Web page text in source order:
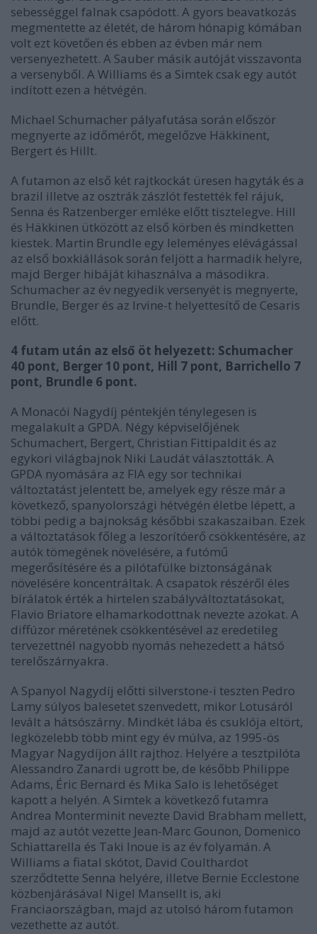
sebességgel falnak csapódott. A gyors beavatkozás
megmentette az életét, de három hónapig kómában
volt ezt követően és ebben az évben már nem
versenyezhetett. A Sauber másik autóját visszavonta
a versenyből. A Williams és a Simtek csak egy autót
indított ezen a hétvégén.
Michael Schumacher pályafutása során először
megnyerte az időmérőt, megelőzve Häkkinent,
Bergert és Hillt.
A futamon az első két rajtkockát üresen hagyták és a
brazil illetve az osztrák zászlót festették fel rájuk,
Senna és Ratzenberger emléke előtt tisztelegve. Hill
és Häkkinen ütközött az első körben és mindketten
kiestek. Martin Brundle egy leleményes elévágással
az első boxkiállások során feljött a harmadik helyre,
majd Berger hibáját kihasználva a másodikra.
Schumacher az év negyedik versenyét is megnyerte,
Brundle, Berger és az Irvine-t helyettesítő de Cesaris
előtt.
4 futam után az első öt helyezett: Schumacher
40 pont, Berger 10 pont, Hill 7 pont, Barrichello 7
pont, Brundle 6 pont.
A Monacói Nagydíj péntekjén ténylegesen is
megalakult a GPDA. Négy képviselőjének
Schumachert, Bergert, Christian Fittipaldit és az
egykori világbajnok Niki Laudát választották. A
GPDA nyomására az FIA egy sor technikai
változtatást jelentett be, amelyek egy része már a
következő, spanyolországi hétvégén életbe lépett, a
többi pedig a bajnokság későbbi szakaszaiban. Ezek
a változtatások főleg a leszorítóerő csökkentésére, az
autók tömegének növelésére, a futómű
megerősítésére és a pilótafülke biztonságának
növelésére koncentráltak. A csapatok részéről éles
bírálatok érték a hirtelen szabályváltoztatásokat,
Flavio Briatore elhamarkodottnak nevezte azokat. A
diffúzor méretének csökkentésével az eredetileg
tervezettnél nagyobb nyomás nehezedett a hátsó
terelőszárnyakra.
A Spanyol Nagydíj előtti silverstone-i teszten Pedro
Lamy súlyos balesetet szenvedett, mikor Lotusáról
levált a hátsószárny. Mindkét lába és csuklója eltört,
legközelebb több mint egy év múlva, az 1995-ös
Magyar Nagydíjon állt rajthoz. Helyére a tesztpilóta
Alessandro Zanardi ugrott be, de később Philippe
Adams, Éric Bernard és Mika Salo is lehetőséget
kapott a helyén. A Simtek a következő futamra
Andrea Monterminit nevezte David Brabham mellett,
majd az autót vezette Jean-Marc Gounon, Domenico
Schiattarella és Taki Inoue is az év folyamán. A
Williams a fiatal skótot, David Coulthardot
szerződtette Senna helyére, illetve Bernie Ecclestone
közbenjárásával Nigel Mansellt is, aki
Franciaországban, majd az utolsó három futamon
vezethette az autót.